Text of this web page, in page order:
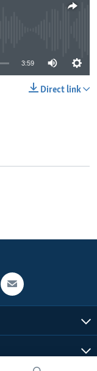
available
3:59
Direct link